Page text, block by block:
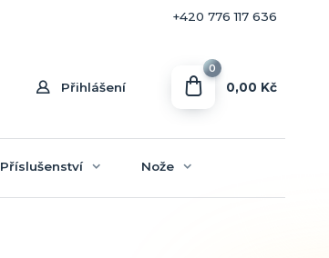
Přihlášení
+420 776 117 636
0
0,00 Kč
Příslušenství Nože